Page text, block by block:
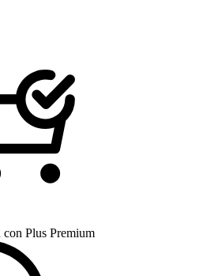
con Plus Premium